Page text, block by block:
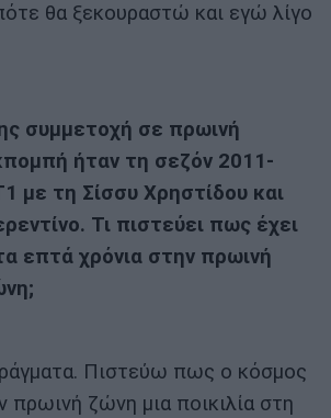
θα ξεκουραστώ και εγώ λίγο
συμμετοχή σε πρωινή
ήταν τη σεζόν 2011-
με τη Σίσσυ Χρηστίδου και
Τι πιστεύει πως έχει
επτά χρόνια στην πρωινή
Πιστεύω πως ο κόσμος
πρωινή ζώνη μια ποικιλία στη